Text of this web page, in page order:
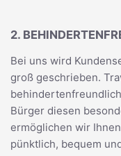
2.
Bei uns wird
groß geschrieben.
Bürger diesen
ermöglichen wir
pünktlich, bequem